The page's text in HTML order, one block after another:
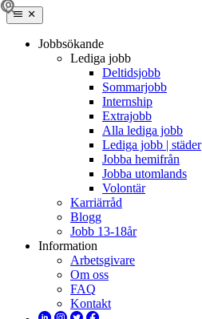
Jobbsökande
Lediga jobb
Deltidsjobb
Sommarjobb
Internship
Extrajobb
Alla lediga jobb
Lediga jobb | städer
Jobba hemifrån
Jobba utomlands
Volontär
Karriärråd
Blogg
Jobb 13-18år
Information
Arbetsgivare
Om oss
FAQ
Kontakt